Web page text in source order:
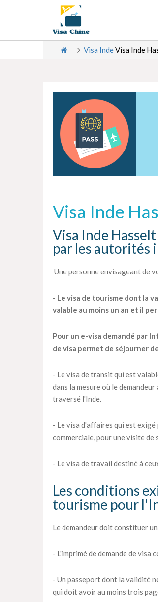
Visa IndeVisa Inde
Visa Inde
Visa Inde
par les autorités
Une personne envisageant de
- Le visa de tourisme dont la
valable au moins un an et il
Pour un e-visa demandé par
de visa permet de séjourner
- Le visa de transit qui est
dans la mesure où le
traversé l'Inde.
- Le visa d'affaires qui est
commerciale, pour une visite
- Le visa de travail destiné à
Les conditions
tourisme pour
Le demandeur doit constituer
- L'imprimé de demande de visa
- Un passeport dont la validité
qui doit avoir au moins trois